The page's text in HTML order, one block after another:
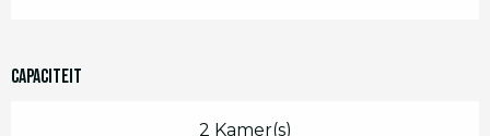
Capaciteit
2 Kamer(s)